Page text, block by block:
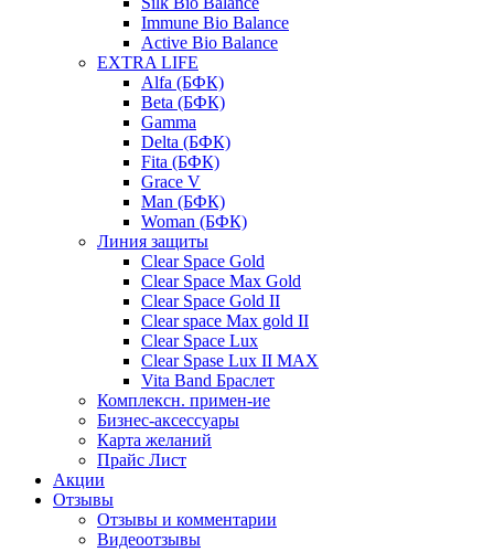
Immune Bio Balance
Active Bio Balance
EXTRA LIFE
Alfa (БФК)
Вeta (БФК)
Gamma
Delta (БФК)
Fita (БФК)
Grace V
Man (БФК)
Woman (БФК)
Линия защиты
Clear Space Gold
Clear Space Max Gold
Clear Space Gold II
Clear space Max gold II
Clear Space Lux
Clear Spase Lux II MAX
Vita Band Браслет
Комплексн. примен-ие
Бизнес-аксессуары
Карта желаний
Прайс Лист
Акции
Отзывы
Отзывы и комментарии
Видеоотзывы